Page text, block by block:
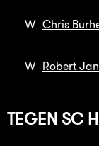
W Chris
W Robert
TEGEN SC